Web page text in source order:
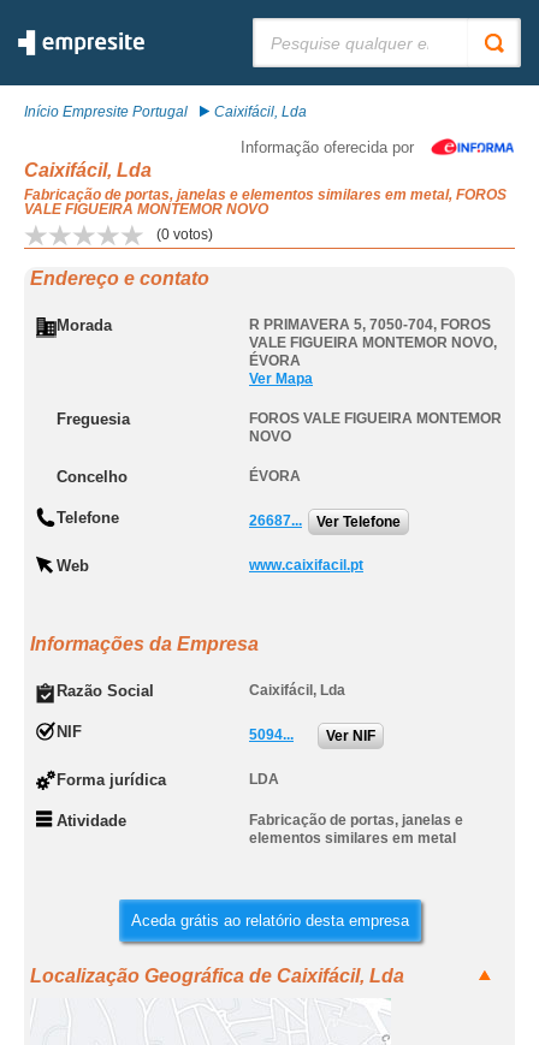
Início Empresite Portugal Caixifácil, Lda
Informação oferecida por
Caixifácil, Lda
Fabricação de portas, janelas e elementos similares em metal, FOROS
VALE FIGUEIRA MONTEMOR NOVO
(0 votos)
Endereço e contato
Morada R PRIMAVERA 5, 7050-704, FOROS
VALE FIGUEIRA MONTEMOR NOVO,
ÉVORA
Ver Mapa
Freguesia
FOROS VALE FIGUEIRA MONTEMOR
NOVO
Concelho ÉVORA
Telefone 26687... Ver Telefone
Web www.caixifacil.pt
Informações da Empresa
Razão Social Caixifácil, Lda
NIF 5094... Ver NIF
Forma jurídica LDA
Atividade
Fabricação de portas, janelas e
elementos similares em metal
Aceda grátis ao relatório desta empresa
Localização Geográfica de Caixifácil, Lda